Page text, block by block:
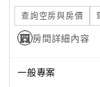
品
宣
傳
查詢空房與房價
房間詳細內容
一般專案